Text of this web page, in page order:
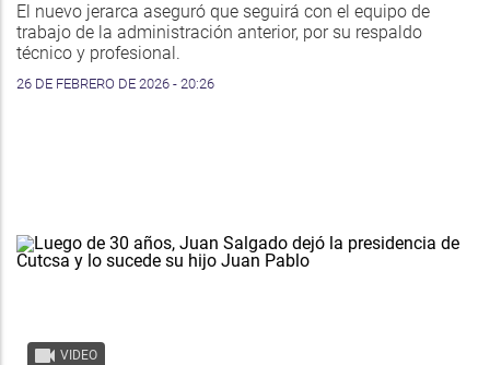
El nuevo jerarca aseguró que seguirá con el equipo de
trabajo de la administración anterior, por su respaldo
técnico y profesional.
26 DE FEBRERO DE 2026 - 20:26
VIDEO